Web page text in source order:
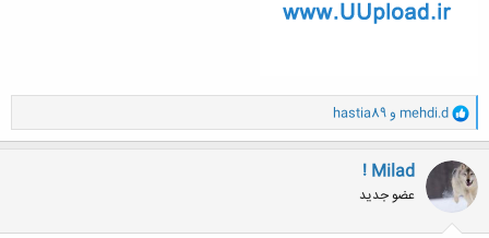
و
ا
ک
ن
ه
mehdi.d وhastia89
! Milad
عضو جدید